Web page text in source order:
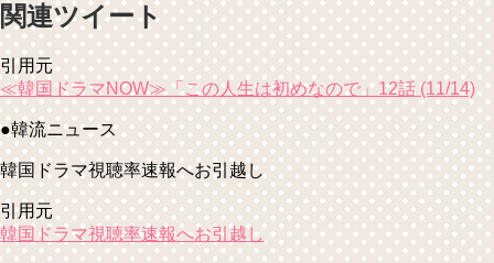
関連ツイート
引用元
≪韓国ドラマNOW≫「この人生は初めなので」12話 (11/14)
●韓流ニュース
韓国ドラマ視聴率速報へお引越し
引用元
韓国ドラマ視聴率速報へお引越し